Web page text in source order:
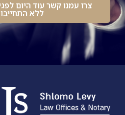
צרו עמנו קשר עוד היום
ללא